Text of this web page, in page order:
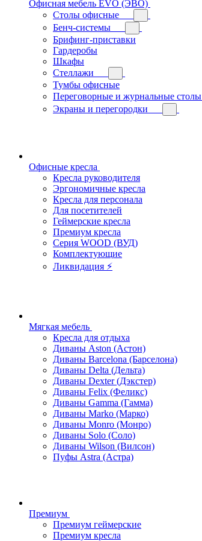
Офисная мебель EVO (ЭВО)
Cтолы офисные
Бенч-системы
Брифинг-приставки
Гардеробы
Шкафы
Стеллажи
Тумбы офисные
Переговорные и журнальные столы
Экраны и перегородки
Офисные кресла
Кресла руководителя
Эргономичные кресла
Кресла для персонала
Для посетителей
Геймерские кресла
Премиум кресла
Серия WOOD (ВУД)
Комплектующие
Ликвидация ⚡
Мягкая мебель
Кресла для отдыха
Диваны Aston (Астон)
Диваны Barcelona (Барселона)
Диваны Delta (Дельта)
Диваны Dexter (Дэкстер)
Диваны Felix (Феликс)
Диваны Gamma (Гамма)
Диваны Marko (Марко)
Диваны Monro (Монро)
Диваны Solo (Соло)
Диваны Wilson (Вилсон)
Пуфы Astra (Астра)
Премиум
Премиум геймерские
Премиум кресла